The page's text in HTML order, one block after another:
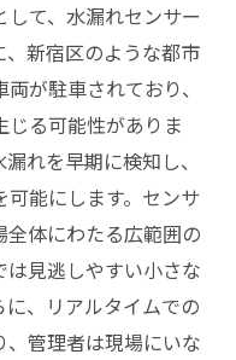
て、水漏れセンサー
新宿区のような都市
が駐車されており、
る可能性がありま
れを早期に検知し、
能にします。センサ
体にわたる広範囲の
見逃しやすい小さな
、リアルタイムでの
管理者は現場にいな